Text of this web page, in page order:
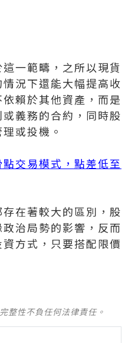
一範疇，之所以現貨
況下還能大幅提高收
賴於其他資產，而是
義務的合約，同時股
或投機。
交易模式，點差低至
在著較大的區別，股
治局勢的影響，反而
方式，只要搭配限價
整性不負任何法律責任。